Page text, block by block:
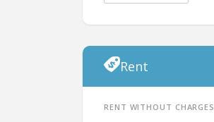
Rent
Rent without charges